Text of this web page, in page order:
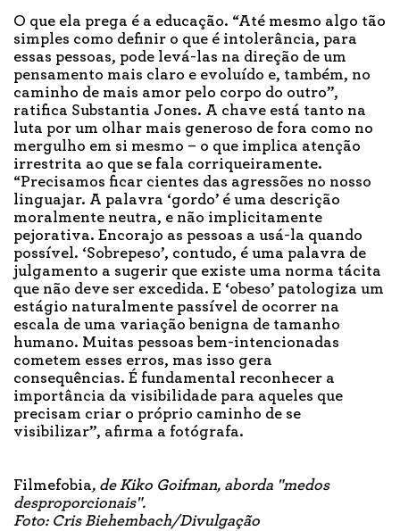
O que ela prega é a educação. “Até mesmo algo tão
simples como definir o que é intolerância, para
essas pessoas, pode levá-las na direção de um
pensamento mais claro e evoluído e, também, no
caminho de mais amor pelo corpo do outro”,
ratifica Substantia Jones. A chave está tanto na
luta por um olhar mais generoso de fora como no
mergulho em si mesmo – o que implica atenção
irrestrita ao que se fala corriqueiramente.
“Precisamos ficar cientes das agressões no nosso
linguajar. A palavra ‘gordo’ é uma descrição
moralmente neutra, e não implicitamente
pejorativa. Encorajo as pessoas a usá-la quando
possível. ‘Sobrepeso’, contudo, é uma palavra de
julgamento a sugerir que existe uma norma tácita
que não deve ser excedida. E ‘obeso’ patologiza um
estágio naturalmente passível de ocorrer na
escala de uma variação benigna de tamanho
humano. Muitas pessoas bem-intencionadas
cometem esses erros, mas isso gera
consequências. É fundamental reconhecer a
importância da visibilidade para aqueles que
precisam criar o próprio caminho de se
visibilizar”, afirma a fotógrafa.
Filmefobia, de Kiko Goifman, aborda "medos
desproporcionais".
Foto: Cris Biehembach/Divulgação